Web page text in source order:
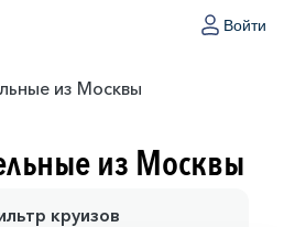
Войти
из Москвы
из Москвы
круизов